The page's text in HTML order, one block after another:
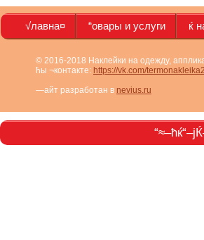
√лавна¤ “овары и услуги ќ
© 2016-2018 Наклейки на одежду,
ћы ¬контакте: https://vk.com/
—айт разработан в nevius.ru